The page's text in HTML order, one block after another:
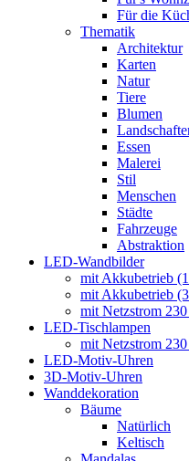
Für die
Thematik
Architektur
Karten
Natur
Tiere
Blumen
Essen
Malerei
Stil
Menschen
Städte
Fahrzeuge
Abstraktion
LED-Wandbilder
mit Akkubetrieb
mit Akkubetrieb
mit Netzstrom
LED-Tischlampen
mit Netzstrom
LED-Motiv-Uhren
3D-Motiv-Uhren
Wanddekoration
Bäume
Natürlich
Keltisch